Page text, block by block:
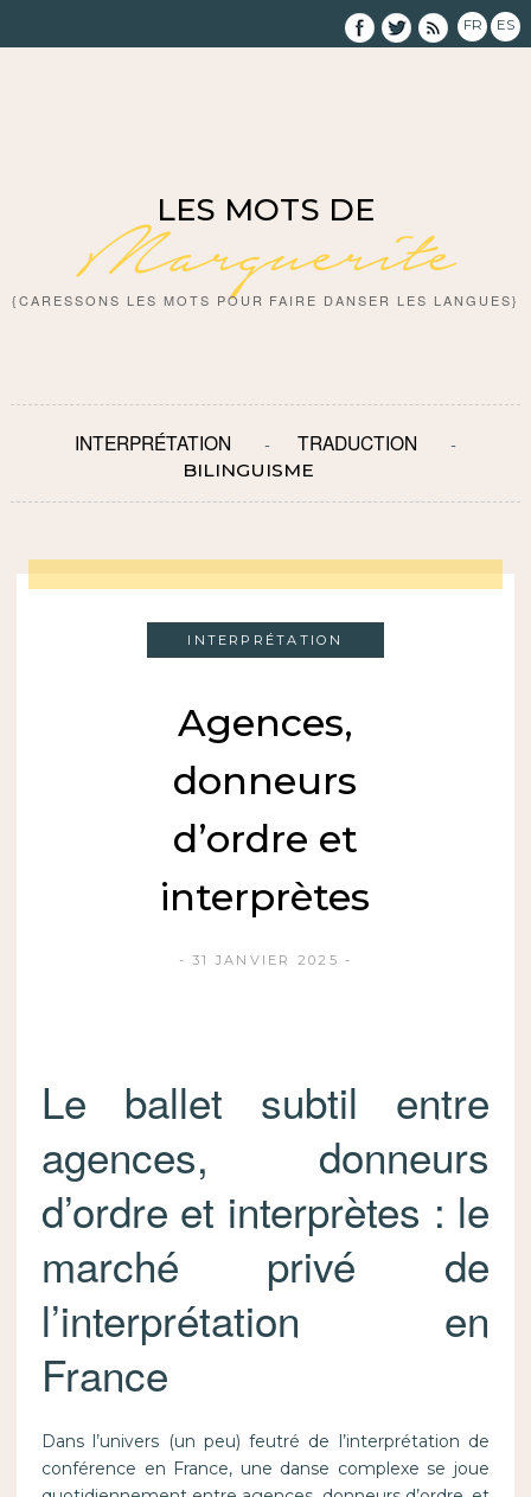
FR ES
LES MOTS DE
Marguerite
{CARESSONS LES MOTS POUR FAIRE DANSER LES LANGUES}
INTERPRÉTATION TRADUCTION
BILINGUISME
INTERPRÉTATION
Agences,
donneurs
d’ordre et
interprètes
31 JANVIER 2025
Le ballet subtil entre
agences, donneurs
d’ordre et interprètes : le
marché privé de
l’interprétation en
France
Dans l’univers (un peu) feutré de l’interprétation de
conférence en France, une danse complexe se joue